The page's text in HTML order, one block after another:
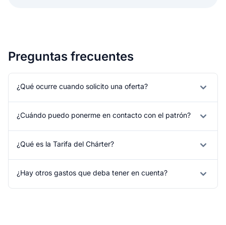
Preguntas frecuentes
¿Qué ocurre cuando solicito una oferta?
¿Cuándo puedo ponerme en contacto con el patrón?
¿Qué es la Tarifa del Chárter?
¿Hay otros gastos que deba tener en cuenta?